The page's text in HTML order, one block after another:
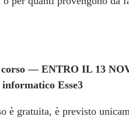
— ENTRO IL 13
Esse3
è gratuita, è previsto